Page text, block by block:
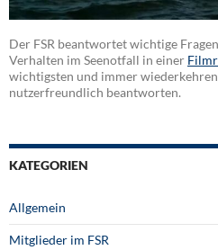
Der FSR beantwortet wichtige
Verhalten im Seenotfall in einer
wichtigsten und immer
nutzerfreundlich beantworten.
KATEGORIEN
Allgemein
Mitglieder im FSR